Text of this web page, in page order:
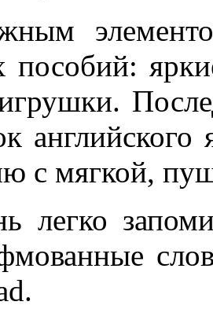
пособий:
с мягкой,
легко